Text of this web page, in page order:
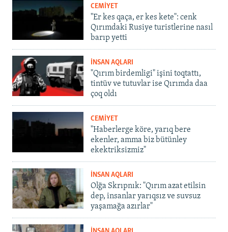
CEMİYET
"Er kes qaça, er kes kete": cenk
Qırımdaki Rusiye turistlerine nasıl
barıp yetti
İNSAN AQLARI
"Qırım birdemligi" işini toqtattı,
tintüv ve tutuvlar ise Qırımda daa
çoq oldı
CEMİYET
"Haberlerge köre, yarıq bere
ekenler, amma biz bütünley
ekektriksizmiz"
İNSAN AQLARI
Olğa Skrıpnık: "Qırım azat etilsin
dep, insanlar yarıqsız ve suvsuz
yaşamağa azırlar"